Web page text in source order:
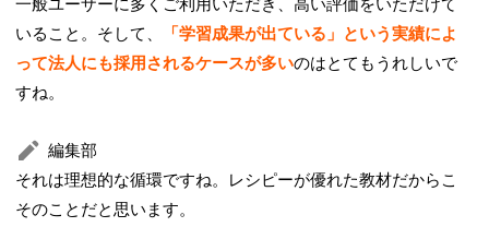
一般ユーザーに多くご利用いただき、高い評価をいただけて
いること。そして、
「学習成果が出ている」という実績によ
って法人にも採用されるケースが多いのはとてもうれしいで
すね。
編集部
それは理想的な循環ですね。レシピーが優れた教材だからこ
そのことだと思います。